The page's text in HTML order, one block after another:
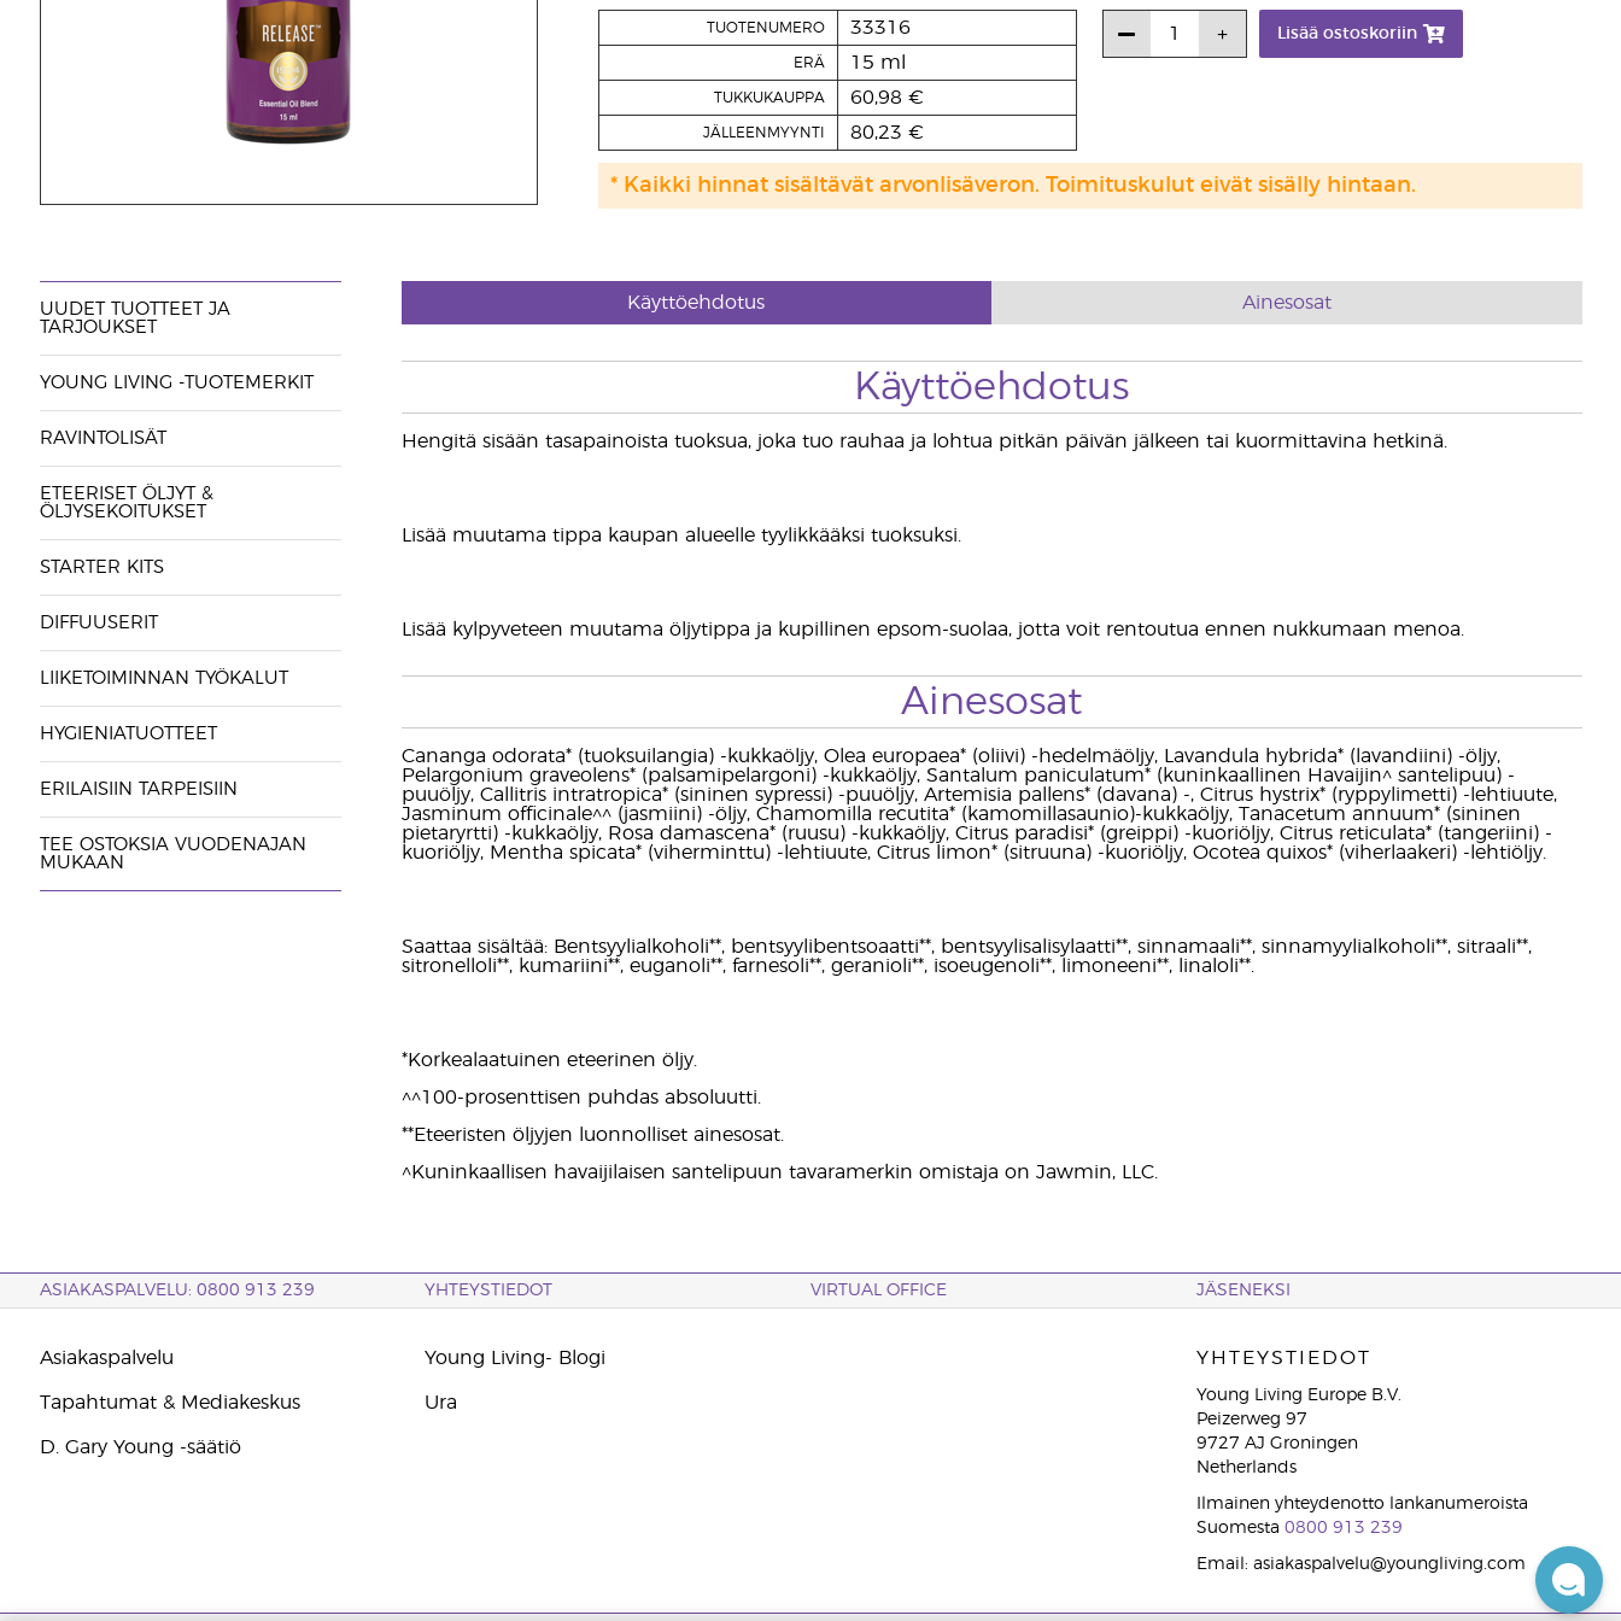
TUOTENUMERO 33316
ERÄ 15 ml
TUKKUKAUPPA 60,98 €
JÄLLEENMYYNTI 80,23 €
Lisää ostoskoriin
* Kaikki hinnat sisältävät arvonlisäveron. Toimituskulut eivät sisälly hintaan.
UUDET TUOTTEET JA
TARJOUKSET
YOUNG LIVING -TUOTEMERKIT
RAVINTOLISÄT
ETEERISET ÖLJYT &
ÖLJYSEKOITUKSET
STARTER KITS
DIFFUUSERIT
LIIKETOIMINNAN TYÖKALUT
HYGIENIATUOTTEET
ERILAISIIN TARPEISIIN
TEE OSTOKSIA VUODENAJAN
MUKAAN
Käyttöehdotus Ainesosat
Käyttöehdotus
Hengitä sisään tasapainoista tuoksua, joka tuo rauhaa ja lohtua pitkän päivän jälkeen tai kuormittavina hetkinä.
Lisää muutama tippa kaupan alueelle tyylikkääksi tuoksuksi.
Lisää kylpyveteen muutama öljytippa ja kupillinen epsom-suolaa, jotta voit rentoutua ennen nukkumaan menoa.
Ainesosat
Cananga odorata* (tuoksuilangia) -kukkaöljy, Olea europaea* (oliivi) -hedelmäöljy, Lavandula hybrida* (lavandiini) -öljy,
Pelargonium graveolens* (palsamipelargoni) -kukkaöljy, Santalum paniculatum* (kuninkaallinen Havaijin^ santelipuu) -
puuöljy, Callitris intratropica* (sininen sypressi) -puuöljy, Artemisia pallens* (davana) -, Citrus hystrix* (ryppylimetti) -lehtiuute,
Jasminum officinale^^ (jasmiini) -öljy, Chamomilla recutita* (kamomillasaunio)-kukkaöljy, Tanacetum annuum* (sininen
pietaryrtti) -kukkaöljy, Rosa damascena* (ruusu) -kukkaöljy, Citrus paradisi* (greippi) -kuoriöljy, Citrus reticulata* (tangeriini) -
kuoriöljy, Mentha spicata* (viherminttu) -lehtiuute, Citrus limon* (sitruuna) -kuoriöljy, Ocotea quixos* (viherlaakeri) -lehtiöljy.
Saattaa sisältää: Bentsyylialkoholi**, bentsyylibentsoaatti**, bentsyylisalisylaatti**, sinnamaali**, sinnamyylialkoholi**, sitraali**,
sitronelloli**, kumariini**, euganoli**, farnesoli**, geranioli**, isoeugenoli**, limoneeni**, linaloli**.
*Korkealaatuinen eteerinen öljy.
^^100-prosenttisen puhdas absoluutti.
**Eteeristen öljyjen luonnolliset ainesosat.
^Kuninkaallisen havaijilaisen santelipuun tavaramerkin omistaja on Jawmin, LLC.
ASIAKASPALVELU: 0800 913 239 YHTEYSTIEDOT VIRTUAL OFFICE JÄSENEKSI
Asiakaspalvelu
Tapahtumat & Mediakeskus
D. Gary Young -säätiö
Young Living- Blogi
Ura
YHTEYSTIEDOT
Young Living Europe B.V.
Peizerweg 97
9727 AJ Groningen
Netherlands
Ilmainen yhteydenotto lankanumeroista
Suomesta 0800 913 239
Email: asiakaspalvelu@youngliving.com